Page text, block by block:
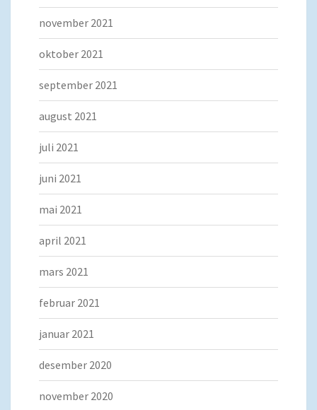
november 2021
oktober 2021
september 2021
august 2021
juli 2021
juni 2021
mai 2021
april 2021
mars 2021
februar 2021
januar 2021
desember 2020
november 2020